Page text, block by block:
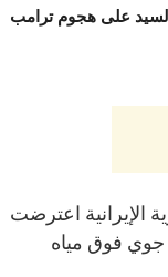
على هجوم ترامب
الإيرانية اعترضت
جوي فوق مياه